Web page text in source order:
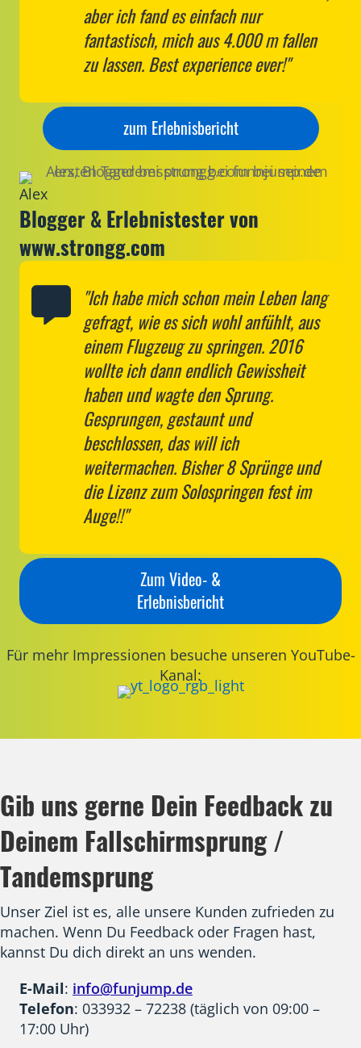
aber ich fand es einfach nur
fantastisch, mich aus 4.000 m fallen
zu lassen. Best experience ever!"
zum Erlebnisbericht
Alex
Blogger & Erlebnistester von
www.strongg.com
"Ich habe mich schon mein Leben lang
gefragt, wie es sich wohl anfühlt, aus
einem Flugzeug zu springen. 2016
wollte ich dann endlich Gewissheit
haben und wagte den Sprung.
Gesprungen, gestaunt und
beschlossen, das will ich
weitermachen. Bisher 8 Sprünge und
die Lizenz zum Solospringen fest im
Auge!!"
Zum Video- &
Erlebnisbericht
Für mehr Impressionen besuche unseren YouTube-
Kanal:
Gib uns gerne Dein Feedback zu
Deinem Fallschirmsprung /
Tandemsprung
Unser Ziel ist es, alle unsere Kunden zufrieden zu
machen. Wenn Du Feedback oder Fragen hast,
kannst Du dich direkt an uns wenden.
E-Mail: info@funjump.de
Telefon: 033932 – 72238 (täglich von 09:00 –
17:00 Uhr)